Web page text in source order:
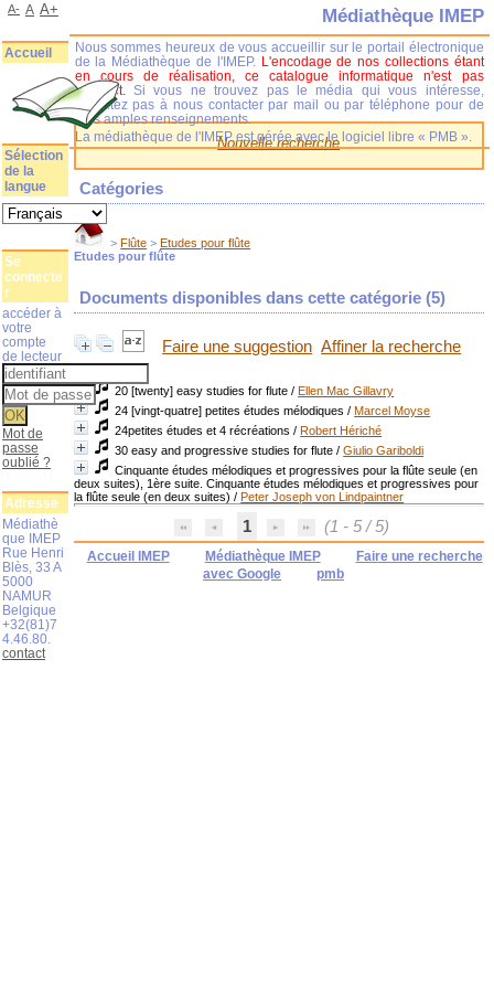
Nouvelle recherche
Catégories
>Flûte >Etudes pour flûte
Etudes pour flûte
Documents disponibles dans cette catégorie (5)
Faire une suggestion Affiner la recherche
20 [twenty] easy studies for flute /Ellen Mac Gillavry
24 [vingt-quatre] petites études mélodiques /Marcel Moyse
24petites études et 4 récréations /Robert Hériché
30 easy and progressive studies for flute /Giulio Gariboldi
Cinquante études mélodiques et progressives pour la flûte seule (en
deux suites), 1ère suite. Cinquante études mélodiques et progressives pour
la flûte seule (en deux suites) /Peter Joseph von Lindpaintner
1 (1 - 5 / 5)
Accueil IMEP Médiathèque IMEP
Faire une recherche
avec Google
pmb
Médiathèque IMEP
Nous sommes heureux de vous accueillir sur le portail électronique
de la Médiathèque de l'IMEP. L'encodage de nos collections étant
en cours de réalisation, ce catalogue informatique n'est pas
complet.
Si vous ne trouvez pas le média qui vous intéresse,
n'hésitez pas à nous contacter par mail ou par téléphone pour de
plus amples renseignements.
La médiathèque de l'IMEP est gérée avec le logiciel libre « PMB ».
A- A A+
Accueil
Sélection
de la
langue
Se
connecte
r
accéder à
votre
compte
de lecteur
Mot de
passe
oublié ?
Adresse
Médiathè
que IMEP
Rue Henri
Blès, 33 A
5000
NAMUR
Belgique
+32(81)7
4.46.80.
contact